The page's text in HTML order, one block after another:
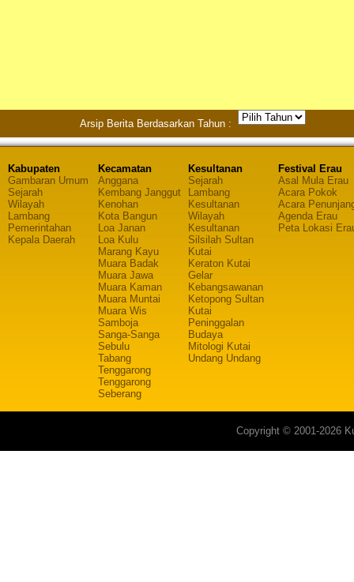
Arsip Berita Berdasarkan Tahun :
Kabupaten
Gambaran Umum
Sejarah
Wilayah
Lambang
Pemerintahan
Kepala Daerah
Kecamatan
Anggana
Kembang Janggut
Kenohan
Kota Bangun
Loa Janan
Loa Kulu
Marang Kayu
Muara Badak
Muara Jawa
Muara Kaman
Muara Muntai
Muara Wis
Samboja
Sanga-Sanga
Sebulu
Tabang
Tenggarong
Tenggarong
Seberang
Kesultanan
Sejarah
Lambang
Kesultanan
Wilayah
Kesultanan
Silsilah Sultan
Kutai
Keraton Kutai
Gelar
Kebangsawanan
Ketopong Sultan
Kutai
Peninggalan
Budaya
Mitologi Kutai
Undang Undang
Festival Erau
Asal Mula Erau
Acara Pokok
Acara
Agenda Erau
Peta Lokasi
Copyright © 2001-2026